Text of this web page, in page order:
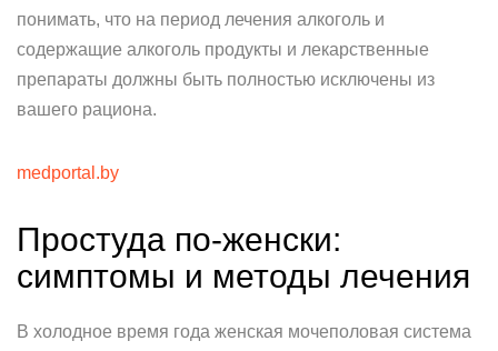
понимать, что на период лечения алкоголь и
содержащие алкоголь продукты и лекарственные
препараты должны быть полностью исключены из
вашего рациона.
medportal.by
Простуда по-женски:
симптомы и методы лечения
В холодное время года женская мочеполовая система